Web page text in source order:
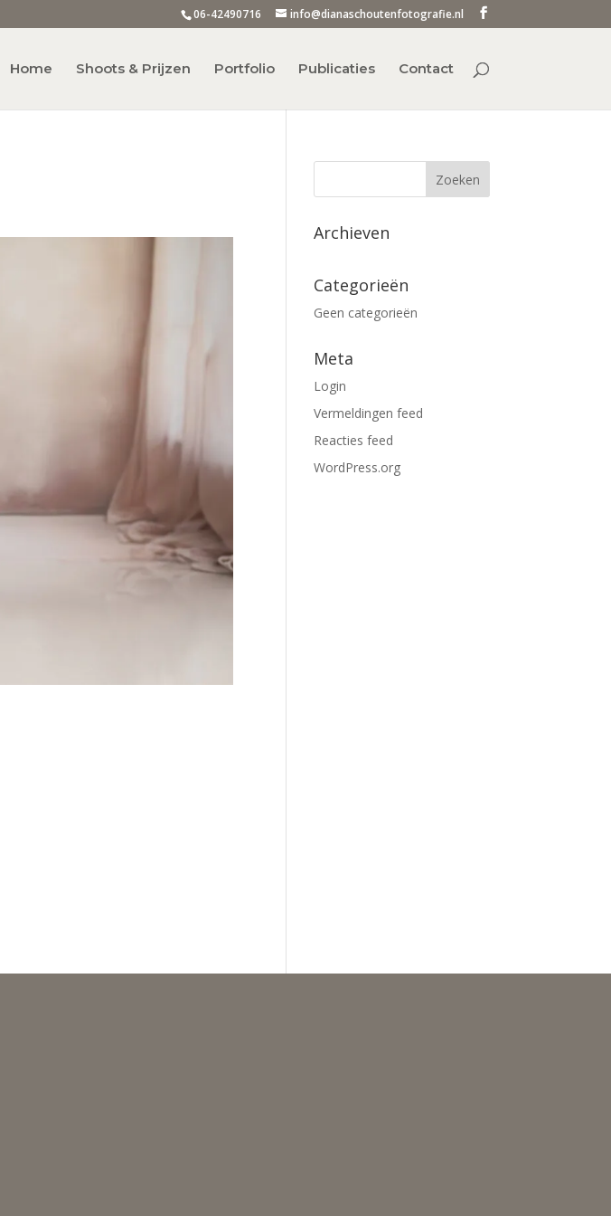
06-42490716 info@dianaschoutenfotografie.nl
Home Shoots & Prijzen Portfolio Publicaties Contact
Archieven
Categorieën
Geen categorieën
Meta
Login
Vermeldingen feed
Reacties feed
WordPress.org